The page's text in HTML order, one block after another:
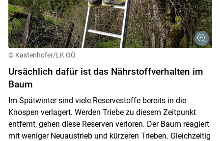
Skip to main content
© Kastenhofer/LK OÖ
Ursächlich dafür ist das Nährstoffverhalten im
Baum
Im Spätwinter sind viele Reservestoffe bereits in die
Knospen verlagert. Werden Triebe zu diesem Zeitpunkt
entfernt, gehen diese Reserven verloren. Der Baum reagiert
mit weniger Neuaustrieb und kürzeren Trieben. Gleichzeitig